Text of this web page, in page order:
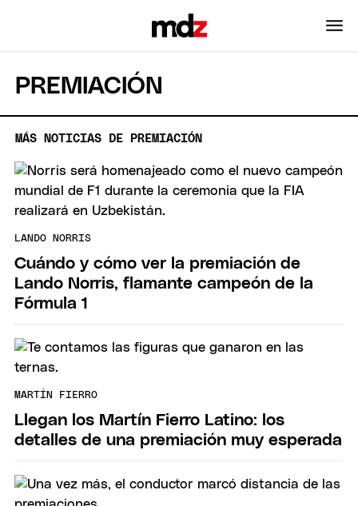
PREMIACIÓN
MÁS NOTICIAS DE PREMIACIÓN
LANDO NORRIS
Cuándo y cómo ver la premiación de
Lando Norris, flamante campeón de la
Fórmula 1
MARTÍN FIERRO
Llegan los Martín Fierro Latino: los
detalles de una premiación muy esperada